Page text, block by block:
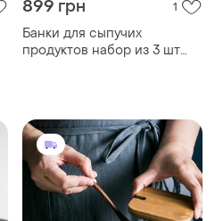
899 грн 1
Банки для сыпучих
продуктов набор из 3 шт